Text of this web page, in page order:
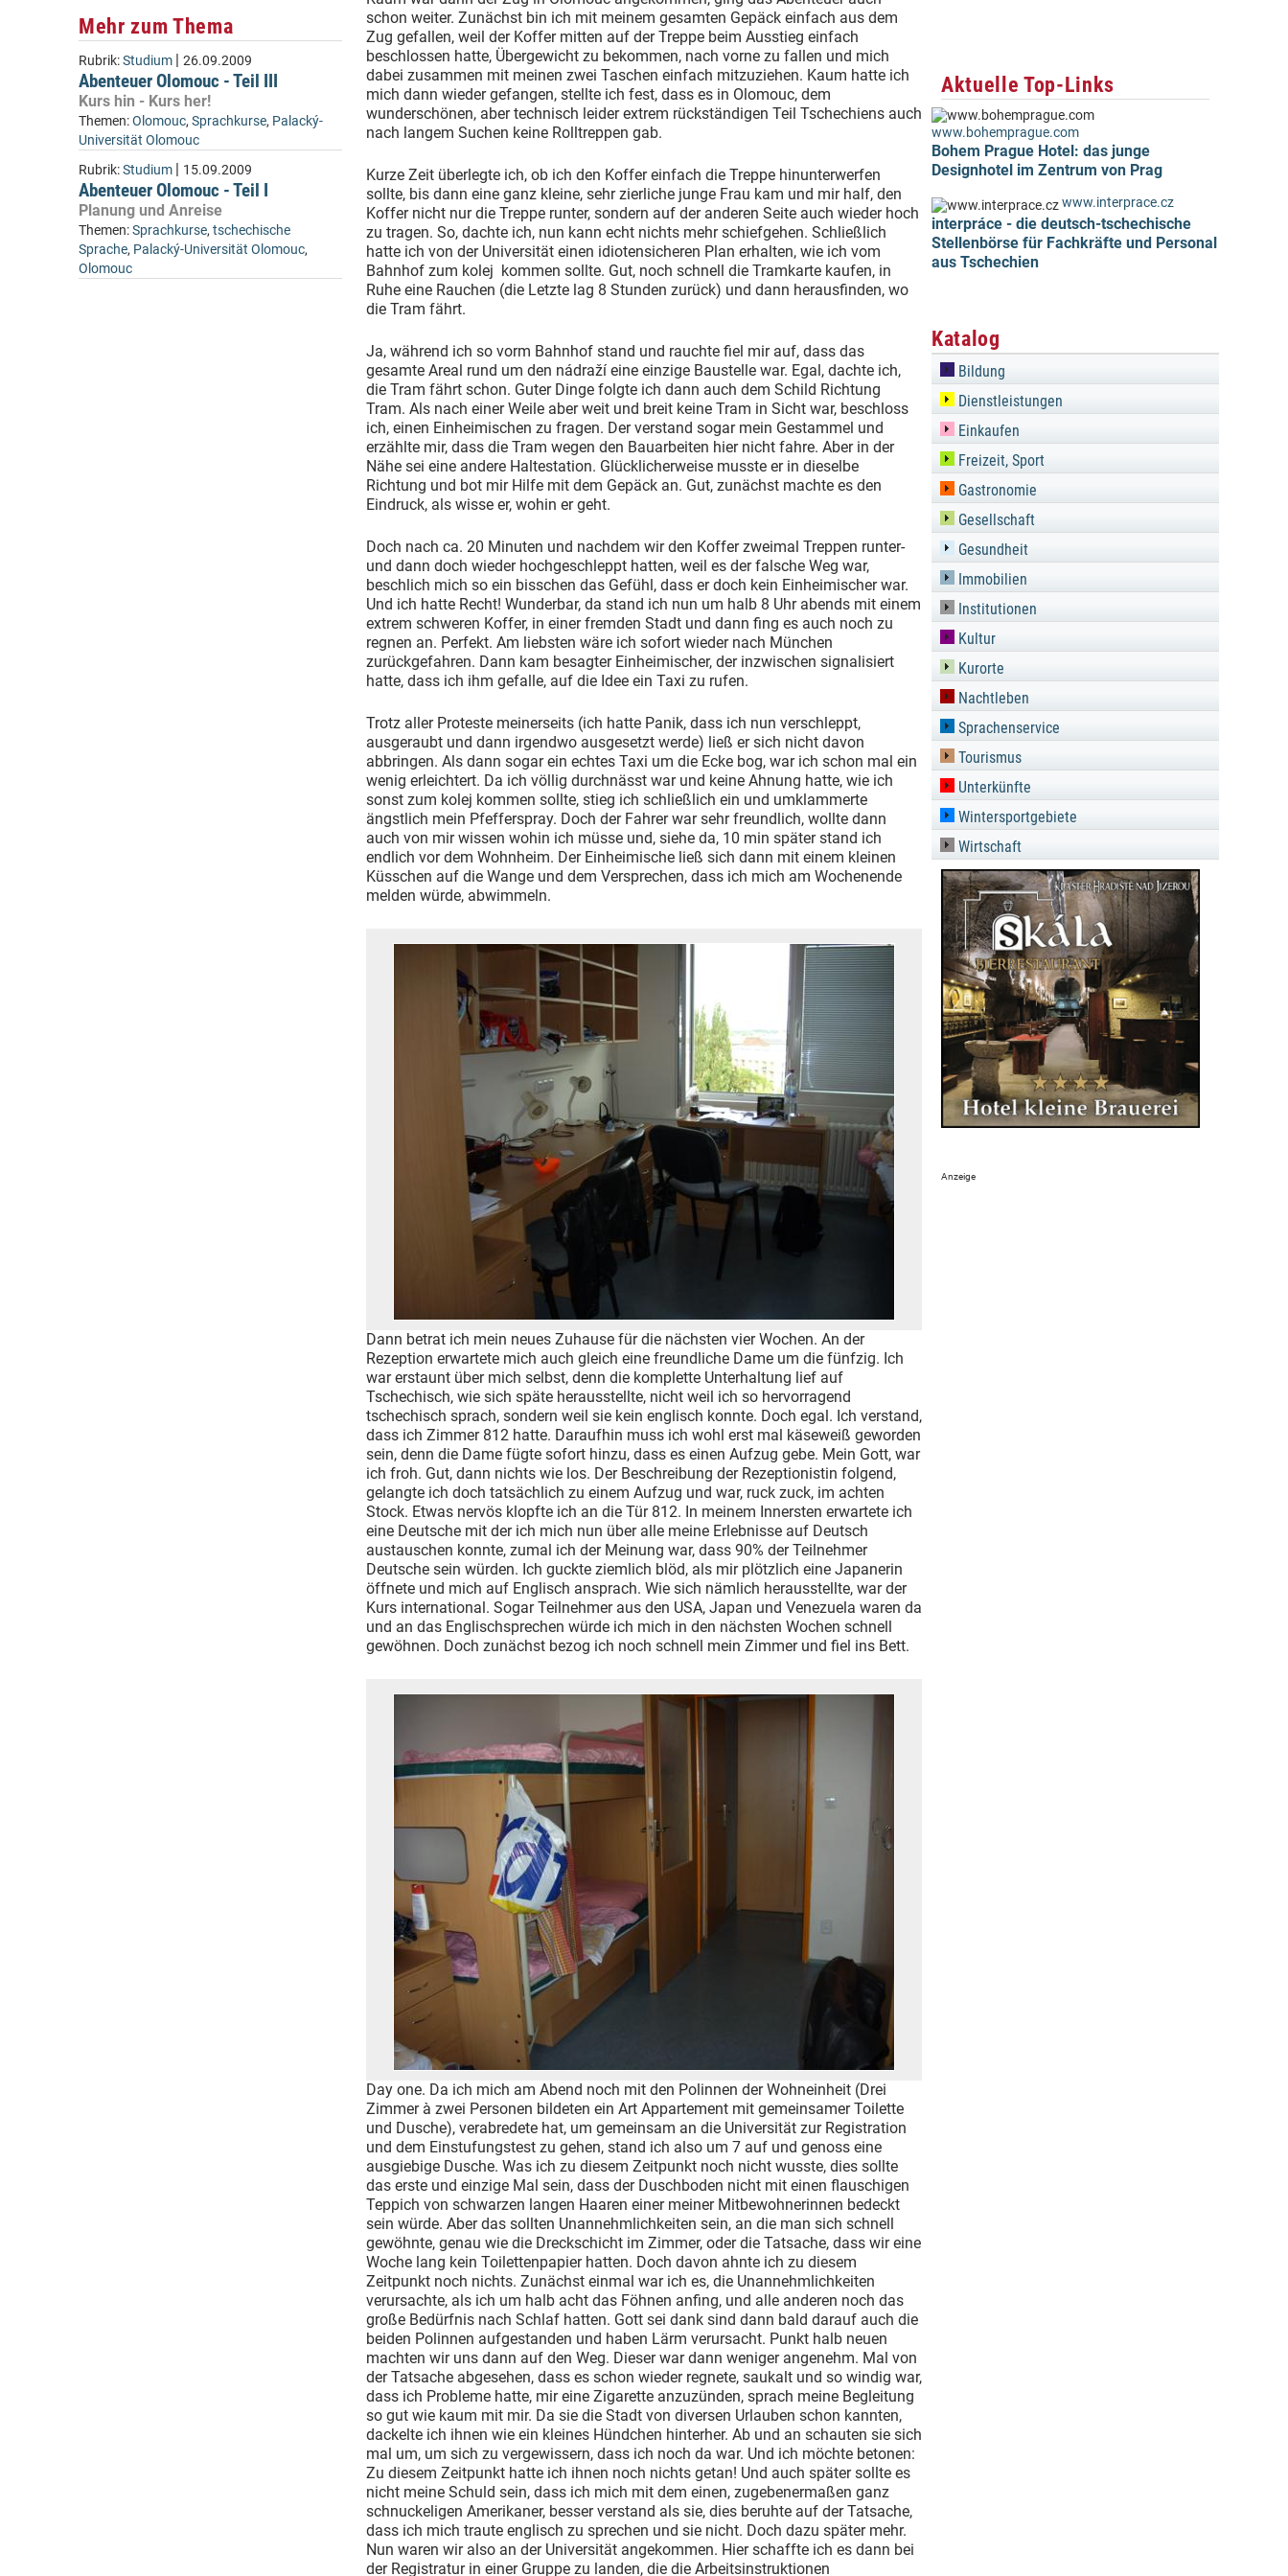
Mehr zum Thema
Rubrik:Studium | 26.09.2009
Abenteuer Olomouc - Teil III
Kurs hin - Kurs her!
Themen:Olomouc, Sprachkurse, Palacký-
Universität Olomouc
Rubrik:Studium | 15.09.2009
Abenteuer Olomouc - Teil I
Planung und Anreise
Themen:Sprachkurse, tschechische
Sprache, Palacký-Universität Olomouc,
Olomouc
schon weiter. Zunächst bin ich mit meinem gesamten Gepäck einfach aus dem
Zug gefallen, weil der Koffer mitten auf der Treppe beim Ausstieg einfach
beschlossen hatte, Übergewicht zu bekommen, nach vorne zu fallen und mich
dabei zusammen mit meinen zwei Taschen einfach mitzuziehen. Kaum hatte ich
mich dann wieder gefangen, stellte ich fest, dass es in Olomouc, dem
wunderschönen, aber technisch leider extrem rückständigen Teil Tschechiens auch
nach langem Suchen keine Rolltreppen gab.
Kurze Zeit überlegte ich, ob ich den Koffer einfach die Treppe hinunterwerfen
sollte, bis dann eine ganz kleine, sehr zierliche junge Frau kam und mir half, den
Koffer nicht nur die Treppe runter, sondern auf der anderen Seite auch wieder hoch
zu tragen. So, dachte ich, nun kann echt nichts mehr schiefgehen. Schließlich
hatte ich von der Universität einen idiotensicheren Plan erhalten, wie ich vom
Bahnhof zum kolej kommen sollte. Gut, noch schnell die Tramkarte kaufen, in
Ruhe eine Rauchen (die Letzte lag 8 Stunden zurück) und dann herausfinden, wo
die Tram fährt.
Ja, während ich so vorm Bahnhof stand und rauchte fiel mir auf, dass das
gesamte Areal rund um den nádraží eine einzige Baustelle war. Egal, dachte ich,
die Tram fährt schon. Guter Dinge folgte ich dann auch dem Schild Richtung
Tram. Als nach einer Weile aber weit und breit keine Tram in Sicht war, beschloss
ich, einen Einheimischen zu fragen. Der verstand sogar mein Gestammel und
erzählte mir, dass die Tram wegen den Bauarbeiten hier nicht fahre. Aber in der
Nähe sei eine andere Haltestation. Glücklicherweise musste er in dieselbe
Richtung und bot mir Hilfe mit dem Gepäck an. Gut, zunächst machte es den
Eindruck, als wisse er, wohin er geht.
Doch nach ca. 20 Minuten und nachdem wir den Koffer zweimal Treppen runter-
und dann doch wieder hochgeschleppt hatten, weil es der falsche Weg war,
beschlich mich so ein bisschen das Gefühl, dass er doch kein Einheimischer war.
Und ich hatte Recht! Wunderbar, da stand ich nun um halb 8 Uhr abends mit einem
extrem schweren Koffer, in einer fremden Stadt und dann fing es auch noch zu
regnen an. Perfekt. Am liebsten wäre ich sofort wieder nach München
zurückgefahren. Dann kam besagter Einheimischer, der inzwischen signalisiert
hatte, dass ich ihm gefalle, auf die Idee ein Taxi zu rufen.
Trotz aller Proteste meinerseits (ich hatte Panik, dass ich nun verschleppt,
ausgeraubt und dann irgendwo ausgesetzt werde) ließ er sich nicht davon
abbringen. Als dann sogar ein echtes Taxi um die Ecke bog, war ich schon mal ein
wenig erleichtert. Da ich völlig durchnässt war und keine Ahnung hatte, wie ich
sonst zum kolej kommen sollte, stieg ich schließlich ein und umklammerte
ängstlich mein Pfefferspray. Doch der Fahrer war sehr freundlich, wollte dann
auch von mir wissen wohin ich müsse und, siehe da, 10 min später stand ich
endlich vor dem Wohnheim. Der Einheimische ließ sich dann mit einem kleinen
Küsschen auf die Wange und dem Versprechen, dass ich mich am Wochenende
melden würde, abwimmeln.
Dann betrat ich mein neues Zuhause für die nächsten vier Wochen. An der
Rezeption erwartete mich auch gleich eine freundliche Dame um die fünfzig. Ich
war erstaunt über mich selbst, denn die komplette Unterhaltung lief auf
Tschechisch, wie sich späte herausstellte, nicht weil ich so hervorragend
tschechisch sprach, sondern weil sie kein englisch konnte. Doch egal. Ich verstand,
dass ich Zimmer 812 hatte. Daraufhin muss ich wohl erst mal käseweiß geworden
sein, denn die Dame fügte sofort hinzu, dass es einen Aufzug gebe. Mein Gott, war
ich froh. Gut, dann nichts wie los. Der Beschreibung der Rezeptionistin folgend,
gelangte ich doch tatsächlich zu einem Aufzug und war, ruck zuck, im achten
Stock. Etwas nervös klopfte ich an die Tür 812. In meinem Innersten erwartete ich
eine Deutsche mit der ich mich nun über alle meine Erlebnisse auf Deutsch
austauschen konnte, zumal ich der Meinung war, dass 90% der Teilnehmer
Deutsche sein würden. Ich guckte ziemlich blöd, als mir plötzlich eine Japanerin
öffnete und mich auf Englisch ansprach. Wie sich nämlich herausstellte, war der
Kurs international. Sogar Teilnehmer aus den USA, Japan und Venezuela waren da
und an das Englischsprechen würde ich mich in den nächsten Wochen schnell
gewöhnen. Doch zunächst bezog ich noch schnell mein Zimmer und fiel ins Bett.
Day one. Da ich mich am Abend noch mit den Polinnen der Wohneinheit (Drei
Zimmer à zwei Personen bildeten ein Art Appartement mit gemeinsamer Toilette
und Dusche), verabredete hat, um gemeinsam an die Universität zur Registration
und dem Einstufungstest zu gehen, stand ich also um 7 auf und genoss eine
ausgiebige Dusche. Was ich zu diesem Zeitpunkt noch nicht wusste, dies sollte
das erste und einzige Mal sein, dass der Duschboden nicht mit einen flauschigen
Teppich von schwarzen langen Haaren einer meiner Mitbewohnerinnen bedeckt
sein würde. Aber das sollten Unannehmlichkeiten sein, an die man sich schnell
gewöhnte, genau wie die Dreckschicht im Zimmer, oder die Tatsache, dass wir eine
Woche lang kein Toilettenpapier hatten. Doch davon ahnte ich zu diesem
Zeitpunkt noch nichts. Zunächst einmal war ich es, die Unannehmlichkeiten
verursachte, als ich um halb acht das Föhnen anfing, und alle anderen noch das
große Bedürfnis nach Schlaf hatten. Gott sei dank sind dann bald darauf auch die
beiden Polinnen aufgestanden und haben Lärm verursacht. Punkt halb neuen
machten wir uns dann auf den Weg. Dieser war dann weniger angenehm. Mal von
der Tatsache abgesehen, dass es schon wieder regnete, saukalt und so windig war,
dass ich Probleme hatte, mir eine Zigarette anzuzünden, sprach meine Begleitung
so gut wie kaum mit mir. Da sie die Stadt von diversen Urlauben schon kannten,
dackelte ich ihnen wie ein kleines Hündchen hinterher. Ab und an schauten sie sich
mal um, um sich zu vergewissern, dass ich noch da war. Und ich möchte betonen:
Zu diesem Zeitpunkt hatte ich ihnen noch nichts getan! Und auch später sollte es
nicht meine Schuld sein, dass ich mich mit dem einen, zugebenermaßen ganz
schnuckeligen Amerikaner, besser verstand als sie, dies beruhte auf der Tatsache,
dass ich mich traute englisch zu sprechen und sie nicht. Doch dazu später mehr.
Nun waren wir also an der Universität angekommen. Hier schaffte ich es dann bei
der Registratur in einer Gruppe zu landen, die die Arbeitsinstruktionen
Aktuelle Top-Links
www.bohemprague.com
Bohem Prague Hotel: das junge
Designhotel im Zentrum von Prag
www.interprace.cz
interpráce - die deutsch-tschechische
Stellenbörse für Fachkräfte und Personal
aus Tschechien
Katalog
Bildung
Dienstleistungen
Einkaufen
Freizeit, Sport
Gastronomie
Gesellschaft
Gesundheit
Immobilien
Institutionen
Kultur
Kurorte
Nachtleben
Sprachenservice
Tourismus
Unterkünfte
Wintersportgebiete
Wirtschaft